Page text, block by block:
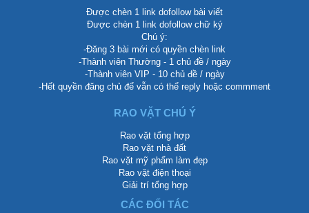
Được chèn 1 link dofollow bài viết
Được chèn 1 link dofollow chữ ký
Chú ý:
-Đăng 3 bài mới có quyền chèn link
-Thành viên Thường - 1 chủ đề / ngày
-Thành viên VIP - 10 chủ đề / ngày
-Hết quyền đăng chủ để vẫn có thể reply hoặc commment
RAO VẶT CHÚ Ý
Rao vặt tổng hợp
Rao vặt nhà đất
Rao vặt mỹ phẩm làm đẹp
Rao vặt điện thoại
Giải trí tổng hợp
CÁC ĐỐI TÁC